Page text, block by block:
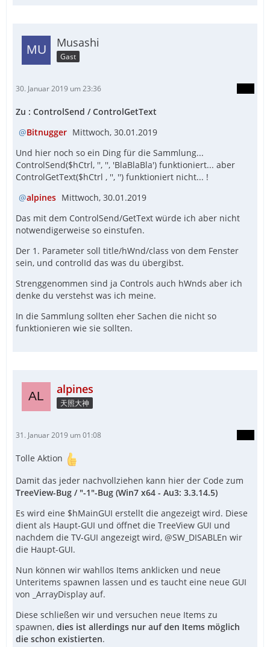
Musashi
Gast
30. Januar 2019 um 23:36
Zu : ControlSend / ControlGetText
Bitnugger Mittwoch, 30.01.2019
Und hier noch so ein Ding für die Sammlung...
ControlSend($hCtrl, '', '', 'BlaBlaBla') funktioniert... aber
ControlGetText($hCtrl , '', '') funktioniert nicht... !
alpines Mittwoch, 30.01.2019
Das mit dem ControlSend/GetText würde ich aber nicht
notwendigerweise so einstufen.
Der 1. Parameter soll title/hWnd/class von dem Fenster
sein, und controlId das was du übergibst.
Strenggenommen sind ja Controls auch hWnds aber ich
denke du verstehst was ich meine.
In die Sammlung sollten eher Sachen die nicht so
funktionieren wie sie sollten.
alpines
天照大神
31. Januar 2019 um 01:08
Tolle Aktion
Damit das jeder nachvollziehen kann hier der Code zum
TreeView-Bug / "-1"-Bug (Win7 x64 - Au3: 3.3.14.5)
Es wird eine $hMainGUI erstellt die angezeigt wird. Diese
dient als Haupt-GUI und öffnet die TreeView GUI und
nachdem die TV-GUI angezeigt wird, @SW_DISABLEn wir
die Haupt-GUI.
Nun können wir wahllos Items anklicken und neue
Unteritems spawnen lassen und es taucht eine neue GUI
von _ArrayDisplay auf.
Diese schließen wir und versuchen neue Items zu
spawnen, dies ist allerdings nur auf den Items möglich
die schon existierten.